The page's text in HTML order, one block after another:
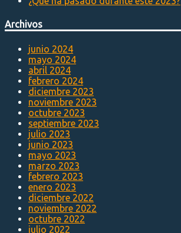
Archivos
junio 2024
mayo 2024
abril 2024
febrero 2024
diciembre 2023
noviembre 2023
octubre 2023
septiembre 2023
julio 2023
junio 2023
mayo 2023
marzo 2023
febrero 2023
enero 2023
diciembre 2022
noviembre 2022
octubre 2022
julio 2022